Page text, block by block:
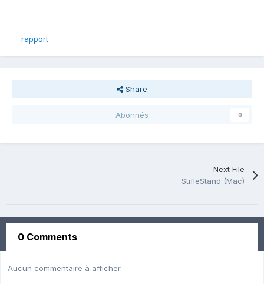
rapport
Share
Abonnés 0
Next File
StifleStand (Mac)
0 Comments
Aucun commentaire à afficher.